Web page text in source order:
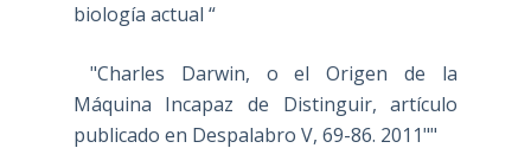
biología actual “
"Charles Darwin, o el Origen de la
Máquina Incapaz de Distinguir, artículo
publicado en Despalabro V, 69-86. 2011""